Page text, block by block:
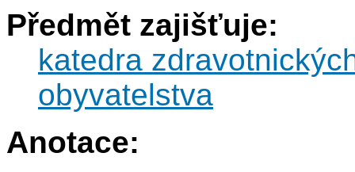
Předmět zajišťuje:
katedra
obyvatelstva
Anotace: